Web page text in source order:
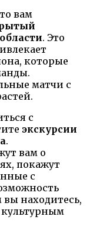
вам
. Это
которые
матчи с
с
экскурсии
.
вам о
покажут
с
вы находитесь,
культурным